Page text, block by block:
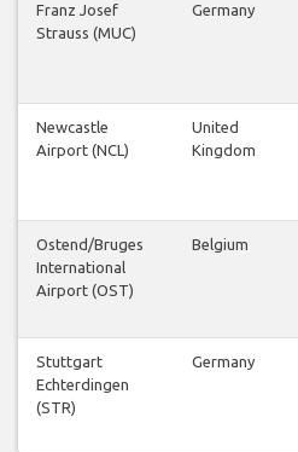
Franz Josef
Strauss (MUC)
Germany
Newcastle
Airport (NCL)
United
Kingdom
Ostend/Bruges
International
Airport (OST)
Belgium
Stuttgart
Echterdingen
(STR)
Germany